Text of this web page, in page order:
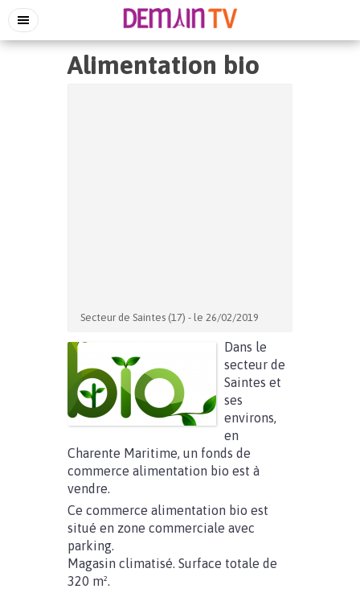
Alimentation bio
Secteur de Saintes (17) - le 26/02/2019
Dans le
secteur de
Saintes et
ses
environs,
en
Charente Maritime, un fonds de
commerce alimentation bio est à
vendre.
Ce commerce alimentation bio est
situé en zone commerciale avec
parking.
Magasin climatisé. Surface totale de
320 m².